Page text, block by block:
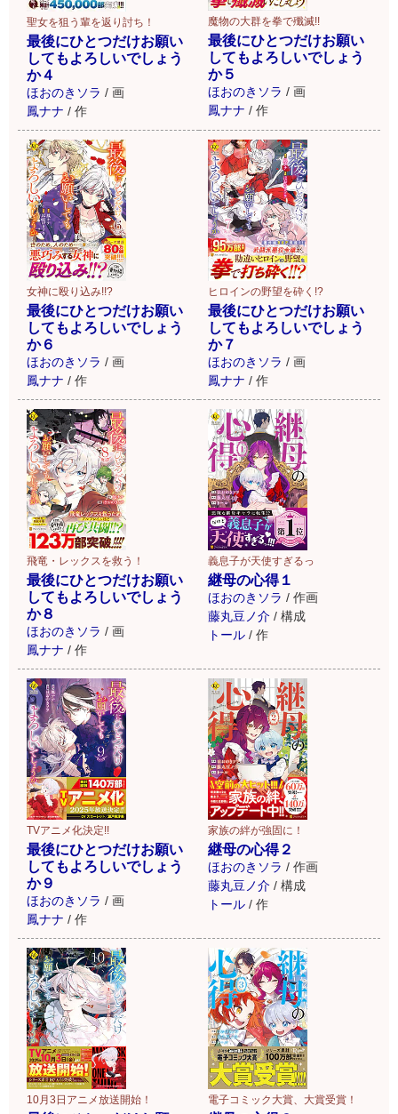
聖女を狙う輩を返り討ち！
最後にひとつだけお願い
してもよろしいでしょう
か４
ほおのきソラ / 画
鳳ナナ / 作
魔物の大群を拳で殲滅!!
最後にひとつだけお願い
してもよろしいでしょう
か５
ほおのきソラ / 画
鳳ナナ / 作
女神に殴り込み!!?
最後にひとつだけお願い
してもよろしいでしょう
か６
ほおのきソラ / 画
鳳ナナ / 作
ヒロインの野望を砕く!?
最後にひとつだけお願い
してもよろしいでしょう
か７
ほおのきソラ / 画
鳳ナナ / 作
飛竜・レックスを救う！
最後にひとつだけお願い
してもよろしいでしょう
か８
ほおのきソラ / 画
鳳ナナ / 作
義息子が天使すぎるっ
継母の心得１
ほおのきソラ / 作画
藤丸豆ノ介 / 構成
トール / 作
TVアニメ化決定!!
最後にひとつだけお願い
してもよろしいでしょう
か９
ほおのきソラ / 画
鳳ナナ / 作
家族の絆が強固に！
継母の心得２
ほおのきソラ / 作画
藤丸豆ノ介 / 構成
トール / 作
10月3日アニメ放送開始！ 電子コミック大賞、大賞受賞！